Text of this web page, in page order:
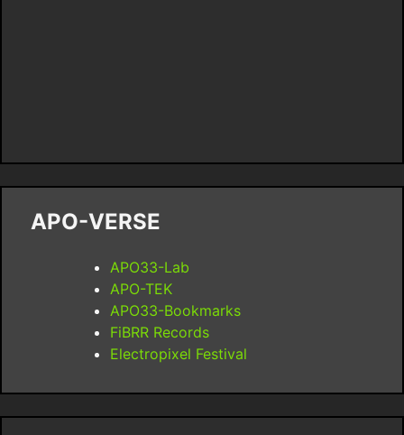
APO-VERSE
APO33-Lab
APO-TEK
APO33-Bookmarks
FiBRR Records
Electropixel Festival